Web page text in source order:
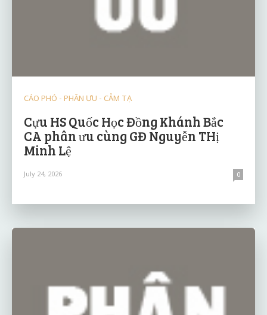
CÁO PHÓ - PHÂN ƯU - CẢM TẠ
Cựu HS Quốc Học Đồng Khánh Bắc
CA phân ưu cùng GĐ Nguyễn THị
Minh Lệ
July 24, 2026 0